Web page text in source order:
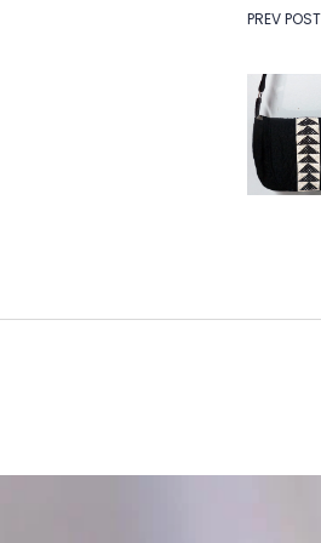
de
PREV POST